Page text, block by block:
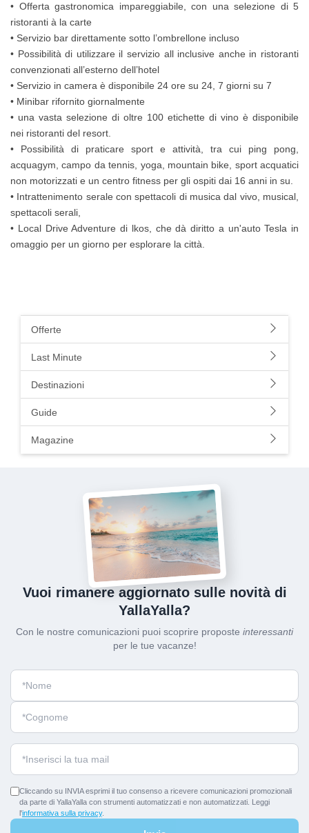
• Offerta gastronomica impareggiabile, con una selezione di 5
ristoranti à la carte
• Servizio bar direttamente sotto l’ombrellone incluso
• Possibilità di utilizzare il servizio all inclusive anche in ristoranti
convenzionati all’esterno dell’hotel
• Servizio in camera è disponibile 24 ore su 24, 7 giorni su 7
• Minibar rifornito giornalmente
• una vasta selezione di oltre 100 etichette di vino è disponibile
nei ristoranti del resort.
• Possibilità di praticare sport e attività, tra cui ping pong,
acquagym, campo da tennis, yoga, mountain bike, sport acquatici
non motorizzati e un centro fitness per gli ospiti dai 16 anni in su.
• Intrattenimento serale con spettacoli di musica dal vivo, musical,
spettacoli serali,
• Local Drive Adventure di lkos, che dà diritto a un'auto Tesla in
omaggio per un giorno per esplorare la città.
Offerte
Last Minute
Destinazioni
Guide
Magazine
Vuoi rimanere aggiornato sulle novità di
YallaYalla?
Con le nostre comunicazioni puoi scoprire proposte interessanti
per le tue vacanze!
Cliccando su INVIA esprimi il tuo consenso a ricevere comunicazioni promozionali
da parte di YallaYalla con strumenti automatizzati e non automatizzati. Leggi
l'informativa sulla privacy.